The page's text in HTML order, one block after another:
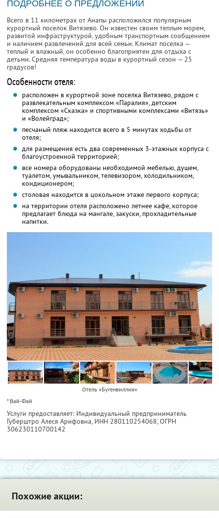
ПОДРОБНЕЕ О ПРЕДЛОЖЕНИИ
Всего в 11 километрах от Анапы расположился популярным
курортный поселок Витязево. Он известен своим теплым морем,
развитой инфраструктурой, удобным транспортным сообщением
и наличием развлечений для всей семьи. Климат поселка —
теплый и влажный, он особенно благоприятен для отдыха с
детьми. Средняя температура воды в курортный сезон — 25
градусов!
Особенности отеля:
расположен в курортной зоне поселка Витязево, рядом с
развлекательным комплексом «Паралия», детским
комплексом «Сказка» и спортивными комплексами «Витязь»
и «Волейград»;
песчаный пляж находится всего в 5 минутах ходьбы от
отеля;
для размещения есть два современных 3-этажных корпуса с
благоустроенной территорией;
все номера оборудованы необходимой мебелью, душем,
туалетом, умывальником, телевизором, холодильником,
кондиционером;
столовая находится в цокольном этаже первого корпуса;
на территории отеля расположено летнее кафе, которое
предлагает блюда на мангале, закуски, прохладительные
напитки.
Отель «Бугенвиллия»
* Вай-Фай
Услуги предоставляет: Индивидуальный предприниматель
Губерштро Алеся Арифовна, ИНН 280110254068, ОГРН
306230110700142
Похожие акции: